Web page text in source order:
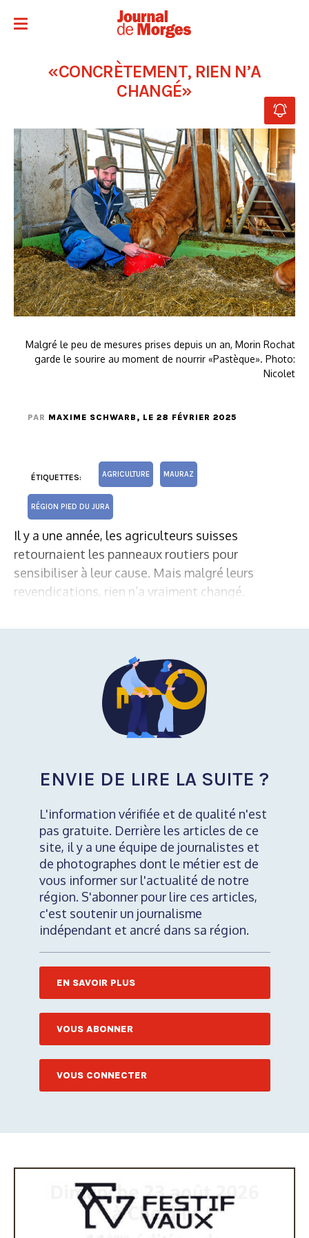
«CONCRÈTEMENT, RIEN N’A
CHANGÉ»
Malgré le peu de mesures prises depuis un an, Morin Rochat
garde le sourire au moment de nourrir «Pastèque». Photo:
Nicolet
PAR MAXIME SCHWARB , LE 28 FÉVRIER 2025
ÉTIQUETTES: AGRICULTURE MAURAZ
RÉGION PIED DU JURA
Il y a une année, les agriculteurs suisses
retournaient les panneaux routiers pour
sensibiliser à leur cause. Mais malgré leurs
revendications, rien n’a vraiment changé.
ENVIE DE LIRE LA SUITE ?
L'information vérifiée et de qualité n'est
pas gratuite. Derrière les articles de ce
site, il y a une équipe de journalistes et
de photographes dont le métier est de
vous informer sur l'actualité de notre
région. S'abonner pour lire ces articles,
c'est soutenir un journalisme
indépendant et ancré dans sa région.
EN SAVOIR PLUS
VOUS ABONNER
VOUS CONNECTER